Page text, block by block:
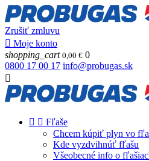
Zrušiť zmluvu
 Moje konto
shopping_cart 0,00 € 0
0800 17 00 17 info@probugas.sk

  Fľaše
Chcem kúpiť plyn vo
Kde vyzdvihnúť fľašu
Všeobecné info o